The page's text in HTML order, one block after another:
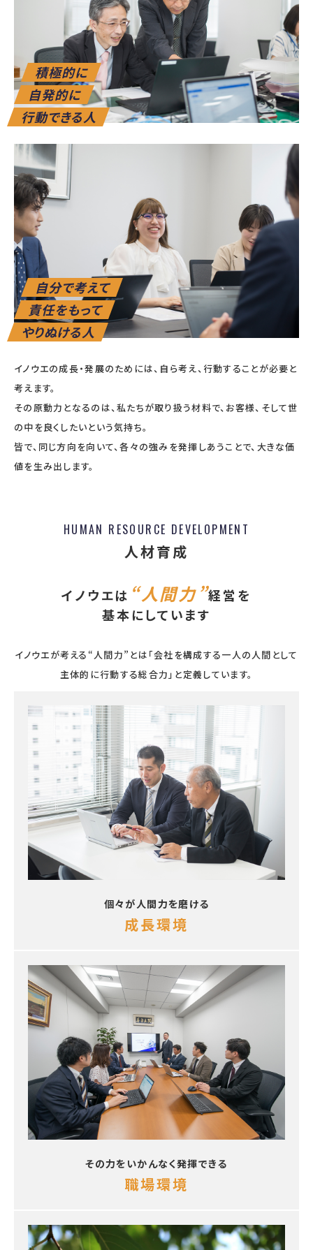
積極的に
自発的に
行動できる人
自分で考えて
責任をもって
やりぬける人
イノウエの成長・発展のためには、自ら考え、行動することが必要と
考えます。
その原動力となるのは、私たちが取り扱う材料で、お客様、そして世
の中を良くしたいという気持ち。
皆で、同じ方向を向いて、各々の強みを発揮しあうことで、大きな価
値を生み出します。
HUMAN RESOURCE DEVELOPMENT
人材育成
イノウエは “人間力”経営を
基本にしています
イノウエが考える“人間力”とは「会社を構成する一人の人間として
主体的に行動する総合力」と定義しています。
個々が人間力を磨ける
成長環境
その力をいかんなく発揮できる
職場環境